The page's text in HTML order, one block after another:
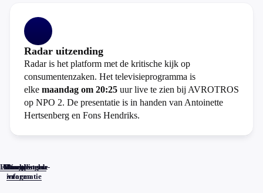
Radar uitzending
Radar is het platform met de kritische kijk op
consumentenzaken. Het televisieprogramma is
elke maandag om 20:25 uur live te zien bij AVROTROS
op NPO 2. De presentatie is in handen van Antoinette
Hertsenberg en Fons Hendriks.
Home
Actueel
Uitzendingen
Reacties
Programma-
informatie
Veelgestelde
vragen